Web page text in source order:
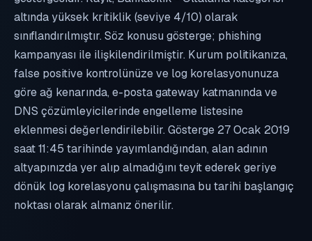
altında yüksek kritiklik (seviye 4/10) olarak
sınıflandırılmıştır. Söz konusu gösterge; phishing
kampanyası ile ilişkilendirilmiştir. Kurum politikanıza,
false positive kontrolünüze ve log korelasyonunuza
göre ağ kenarında, e-posta gateway katmanında ve
DNS çözümleyicilerinde engelleme listesine
eklenmesi değerlendirilebilir. Gösterge 27 Ocak 2019
saat 11:45 tarihinde yayımlandığından, alan adının
altyapınızda yer alıp almadığını teyit ederek geriye
dönük log korelasyonu çalışmasına bu tarihi başlangıç
noktası olarak almanız önerilir.